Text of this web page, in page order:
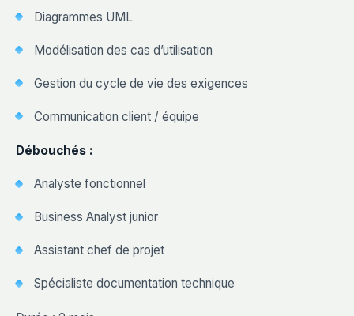
Diagrammes UML
Modélisation des cas d’utilisation
Gestion du cycle de vie des exigences
Communication client / équipe
Débouchés :
Analyste fonctionnel
Business Analyst junior
Assistant chef de projet
Spécialiste documentation technique